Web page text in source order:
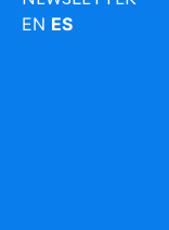
EN ES